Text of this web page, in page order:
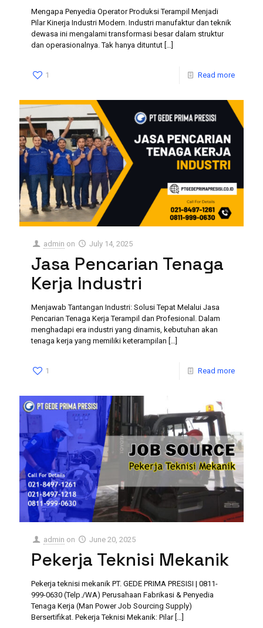
Mengapa Penyedia Operator Produksi Terampil Menjadi
Pilar Kinerja Industri Modern. Industri manufaktur dan teknik
dewasa ini mengalami transformasi besar dalam struktur
dan operasionalnya. Tak hanya dituntut […]
1 Read more
admin on July 14, 2025
Jasa Pencarian Tenaga
Kerja Industri
Menjawab Tantangan Industri: Solusi Tepat Melalui Jasa
Pencarian Tenaga Kerja Terampil dan Profesional. Dalam
menghadapi era industri yang dinamis, kebutuhan akan
tenaga kerja yang memiliki keterampilan […]
1 Read more
admin on June 20, 2025
Pekerja Teknisi Mekanik
Pekerja teknisi mekanik PT. GEDE PRIMA PRESISI | 0811-
999-0630 (Telp./WA) Perusahaan Fabrikasi & Penyedia
Tenaga Kerja (Man Power Job Sourcing Supply)
Bersertifikat. Pekerja Teknisi Mekanik: Pilar[…]